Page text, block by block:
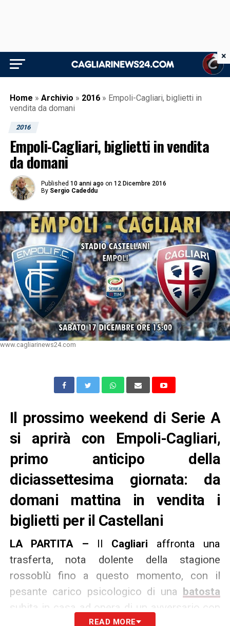
Home » Archivio » 2016 » Empoli-Cagliari, biglietti in
vendita da domani
2016
Empoli-Cagliari, biglietti in vendita
da domani
Published 10 anni ago on 12 Dicembre 2016
By Sergio Cadeddu
www.cagliarinews24.com
Il prossimo weekend di Serie A
si aprirà con Empoli-Cagliari,
primo anticipo della
diciassettesima giornata: da
domani mattina in vendita i
biglietti per il Castellani
LA PARTITA – Il Cagliari affronta una
trasferta, nota dolente della stagione
rossoblù fino a questo momento, con il
pesante carico psicologico di una batosta
subita in casa ad opera di un avversario con
cui la rivalità è particolarmente sentita. Non
READ MORE
×